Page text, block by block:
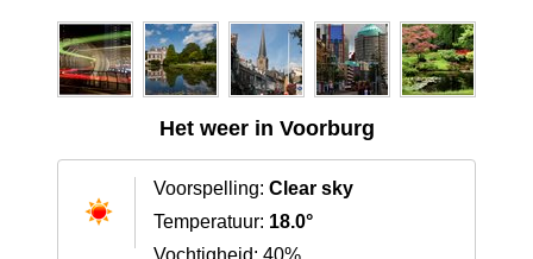
Het weer in Voorburg
Voorspelling: Clear sky
Temperatuur: 18.0°